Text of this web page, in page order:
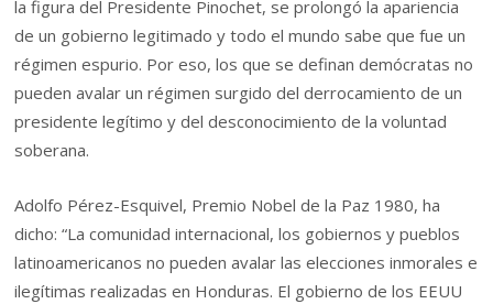
la figura del Presidente Pinochet, se prolongó la apariencia
de un gobierno legitimado y todo el mundo sabe que fue un
régimen espurio. Por eso, los que se definan demócratas no
pueden avalar un régimen surgido del derrocamiento de un
presidente legítimo y del desconocimiento de la voluntad
soberana.
Adolfo Pérez-Esquivel, Premio Nobel de la Paz 1980, ha
dicho: “La comunidad internacional, los gobiernos y pueblos
latinoamericanos no pueden avalar las elecciones inmorales e
ilegítimas realizadas en Honduras. El gobierno de los EEUU